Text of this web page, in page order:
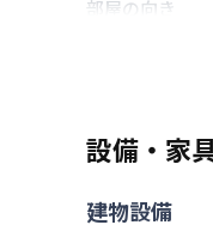
部屋の向き
駐車場
情報更新日
設備・家
建物設備